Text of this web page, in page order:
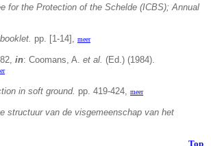
for the Protection of the Schelde (ICBS); Annual
pp. [1-14], meer
in: Coomans, A. et al. (Ed.) (1984).
in soft ground. pp. 419-424, meer
structuur van de visgemeenschap van het
Top